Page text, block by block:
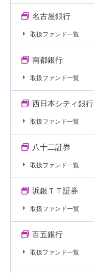
名古屋銀行
取扱ファンド一覧
南都銀行
取扱ファンド一覧
西日本シティ銀行
取扱ファンド一覧
八十二証券
取扱ファンド一覧
浜銀ＴＴ証券
取扱ファンド一覧
百五銀行
取扱ファンド一覧